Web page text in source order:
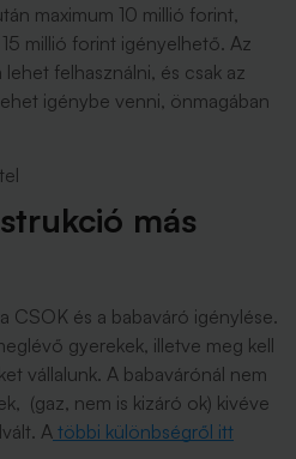
maximum 10 millió forint,
millió forint igényelhető. Az
felhasználni, és csak az
igénybe venni, önmagában
más
CSOK és a babaváró igénylése.
gyerekek, illetve meg kell
vállalunk. A babavárónál nem
(gaz, nem is kizáró ok) kivéve
A többi különbségről itt